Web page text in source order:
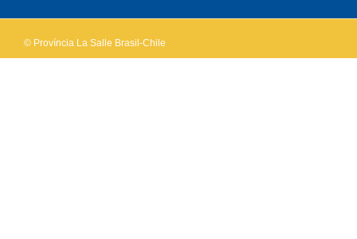
© Província La Salle Brasil-Chile